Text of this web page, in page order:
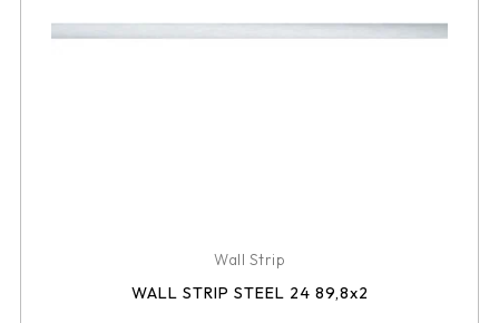
Wall Strip
WALL STRIP STEEL 24 89,8x2